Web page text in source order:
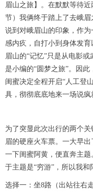
眉山之旅】。在默默等待
节）我俩终于踏上了去峨
说到对峨眉山的印象，作
感内疚，自打小到身体发
眉山的“记忆”只是从电影
是小编的“圆梦之旅”。因
闺蜜决定全程开启“人工登
具，彻彻底底地来一场说疯
为了突显此次出行的两个
眉的硬座火车票。一大早
一下闺蜜阿黄，便直奔主
于主题是“穷游”，所以我和
选择一：坐8路（出站往右